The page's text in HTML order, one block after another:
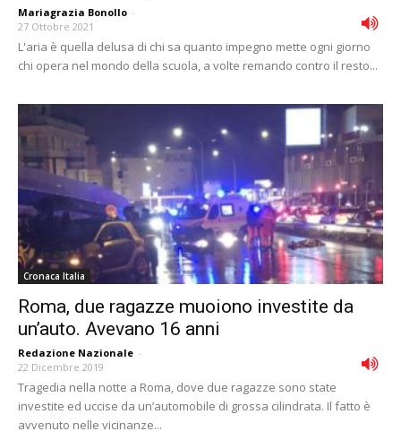
Mariagrazia Bonollo -
27 Ottobre 2021
L'aria è quella delusa di chi sa quanto impegno mette ogni giorno
chi opera nel mondo della scuola, a volte remando contro il resto...
Cronaca Italia
Roma, due ragazze muoiono investite da
un’auto. Avevano 16 anni
Redazione Nazionale -
22 Dicembre 2019
Tragedia nella notte a Roma, dove due ragazze sono state
investite ed uccise da un’automobile di grossa cilindrata. Il fatto è
avvenuto nelle vicinanze...